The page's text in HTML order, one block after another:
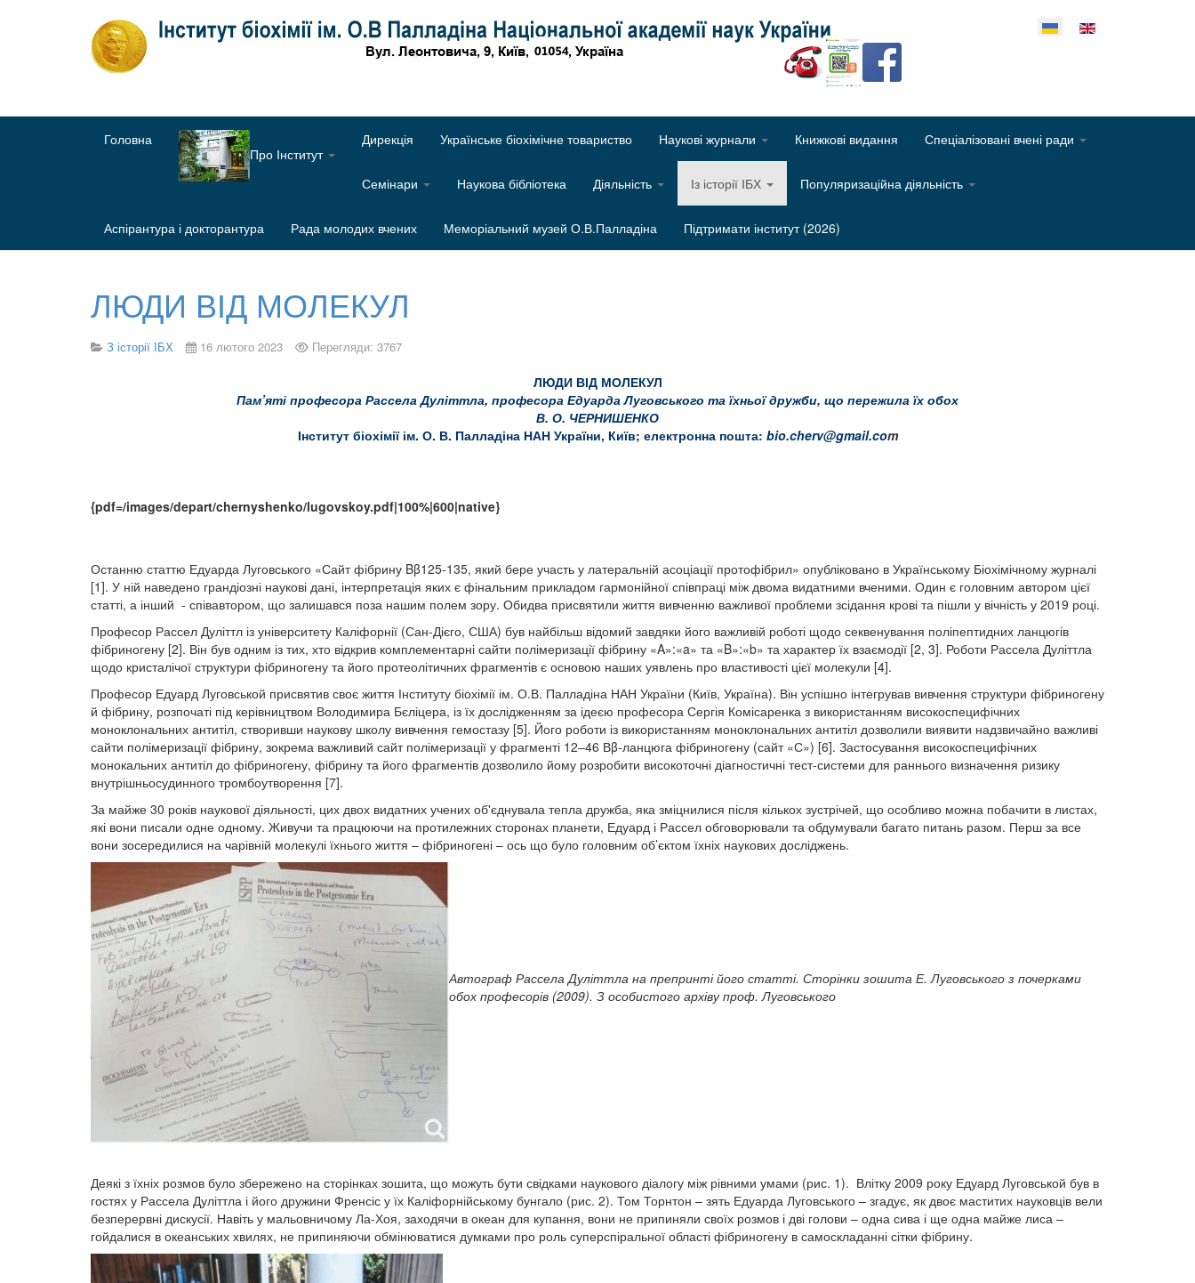
Оберіть свою мову
Головна
Про Інститут
Дирекція Українське біохімічне товариство Наукові журнали Книжкові видання Спеціалізовані вчені ради
Семінари Наукова бібліотека Діяльність Із історії ІБХ Популяризаційна діяльність
Аспірантура і докторантура Рада молодих вчених Меморіальний музей О.В.Палладіна Підтримати інститут (2026)
ЛЮДИ ВІД МОЛЕКУЛ
З історії ІБХ 16 лютого 2023 Перегляди: 3767
ЛЮДИ ВІД МОЛЕКУЛ
Пам’яті професора Рассела Дуліттла, професора Едуарда Луговського та їхньої дружби, що пережила їх обох
В. О. ЧЕРНИШЕНКО
Інститут біохімії ім. О. В. Палладіна НАН України, Київ; електронна пошта: bio.cherv@gmail.com
{pdf=/images/depart/chernyshenko/lugovskoy.pdf|100%|600|native}
Останню статтю Едуарда Луговського «Сайт фібрину Bβ125-135, який бере участь у латеральній асоціації протофібрил» опубліковано в Українському Біохімічному журналі
[1]. У ній наведено грандіозні наукові дані, інтерпретація яких є фінальним прикладом гармонійної співпраці між двома видатними вченими. Один є головним автором цієї
статті, а інший - співавтором, що залишався поза нашим полем зору. Обидва присвятили життя вивченню важливої проблеми зсідання крові та пішли у вічність у 2019 році.
Професор Рассел Дуліттл із університету Каліфорнії (Сан-Дієго, США) був найбільш відомий завдяки його важливій роботі щодо секвенування поліпептидних ланцюгів
фібриногену [2]. Він був одним із тих, хто відкрив комплементарні сайти полімеризації фібрину «A»:«a» та «B»:«b» та характер їх взаємодії [2, 3]. Роботи Рассела Дуліттла
щодо кристалічої структури фібриногену та його протеолітичних фрагментів є основою наших уявлень про властивості цієї молекули [4].
Професор Едуард Луговськой присвятив своє життя Інституту біохімії ім. О.В. Палладіна НАН України (Київ, Україна). Він успішно інтегрував вивчення структури фібриногену
й фібрину, розпочаті під керівництвом Володимира Бєліцера, із їх дослідженням за ідеєю професора Сергія Комісаренка з використанням високоспецифічних
моноклональних антитіл, створивши наукову школу вивчення гемостазу [5]. Його роботи із використанням моноклональних антитіл дозволили виявити надзвичайно важливі
сайти полімеризації фібрину, зокрема важливий сайт полімеризації у фрагменті 12–46 Вβ-ланцюга фібриногену (сайт «С») [6]. Застосування високоспецифічних
монокальних антитіл до фібриногену, фібрину та його фрагментів дозволило йому розробити високоточні діагностичні тест-системи для раннього визначення ризику
внутрішньосудинного тромбоутворення [7].
За майже 30 років наукової діяльності, цих двох видатних учених об'єднувала тепла дружба, яка зміцнилися після кількох зустрічей, що особливо можна побачити в листах,
які вони писали одне одному. Живучи та працюючи на протилежних сторонах планети, Едуард і Рассел обговорювали та обдумували багато питань разом. Перш за все
вони зосередилися на чарівній молекулі їхнього життя – фібриногені – ось що було головним об’єктом їхніх наукових досліджень.
Автограф Рассела Дуліттла на препринті його статті. Сторінки зошита Е. Луговського з почерками
обох професорів (2009). З особистого архіву проф. Луговського
Деякі з їхніх розмов було збережено на сторінках зошита, що можуть бути свідками наукового діалогу між рівними умами (рис. 1). Влітку 2009 року Едуард Луговськой був в
гостях у Рассела Дуліттла і його дружини Френсіс у їх Каліфорнійському бунгало (рис. 2). Том Торнтон – зять Едуарда Луговського – згадує, як двоє маститих науковців вели
безперервні дискусії. Навіть у мальовничому Ла-Хоя, заходячи в океан для купання, вони не припиняли своїх розмов і дві голови – одна сива і ще одна майже лиса –
гойдалися в океанських хвилях, не припиняючи обмінюватися думками про роль суперспіральної області фібриногену в самоскладанні сітки фібрину.